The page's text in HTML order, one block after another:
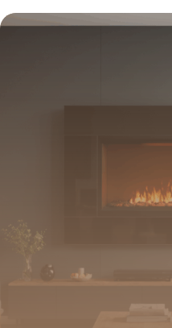
D E-M5 : le secret